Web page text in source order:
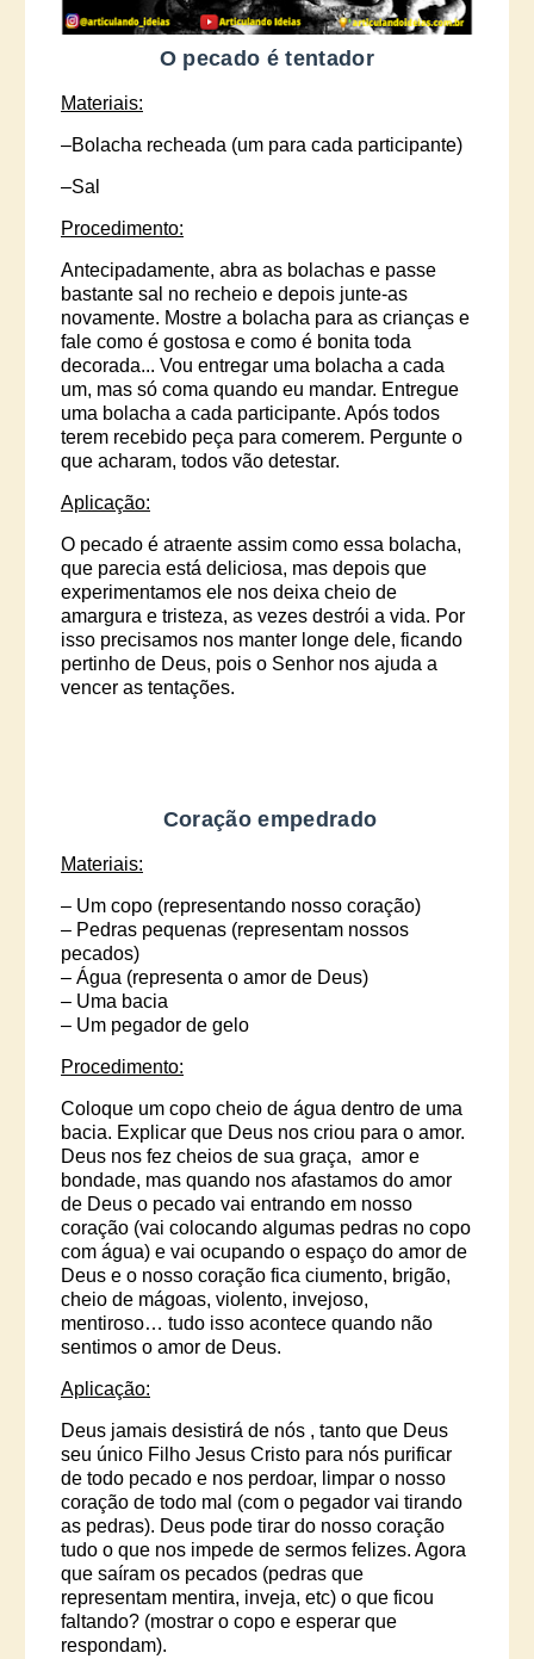
O pecado é tentador
Materiais:
–Bolacha recheada (um para cada participante)
–Sal
Procedimento:
Antecipadamente, abra as bolachas e passe
bastante sal no recheio e depois junte-as
novamente. Mostre a bolacha para as crianças e
fale como é gostosa e como é bonita toda
decorada... Vou entregar uma bolacha a cada
um, mas só coma quando eu mandar. Entregue
uma bolacha a cada participante. Após todos
terem recebido peça para comerem. Pergunte o
que acharam, todos vão detestar.
Aplicação:
O pecado é atraente assim como essa bolacha,
que parecia está deliciosa, mas depois que
experimentamos ele nos deixa cheio de
amargura e tristeza, as vezes destrói a vida. Por
isso precisamos nos manter longe dele, ficando
pertinho de Deus, pois o Senhor nos ajuda a
vencer as tentações.
Coração empedrado
Materiais:
– Um copo (representando nosso coração)
– Pedras pequenas (representam nossos
pecados)
– Água (representa o amor de Deus)
– Uma bacia
– Um pegador de gelo
Procedimento:
Coloque um copo cheio de água dentro de uma
bacia. Explicar que Deus nos criou para o amor.
Deus nos fez cheios de sua graça, amor e
bondade, mas quando nos afastamos do amor
de Deus o pecado vai entrando em nosso
coração (vai colocando algumas pedras no copo
com água) e vai ocupando o espaço do amor de
Deus e o nosso coração fica ciumento, brigão,
cheio de mágoas, violento, invejoso,
mentiroso… tudo isso acontece quando não
sentimos o amor de Deus.
Aplicação:
Deus jamais desistirá de nós , tanto que Deus
seu único Filho Jesus Cristo para nós purificar
de todo pecado e nos perdoar, limpar o nosso
coração de todo mal (com o pegador vai tirando
as pedras). Deus pode tirar do nosso coração
tudo o que nos impede de sermos felizes. Agora
que saíram os pecados (pedras que
representam mentira, inveja, etc) o que ficou
faltando? (mostrar o copo e esperar que
respondam).